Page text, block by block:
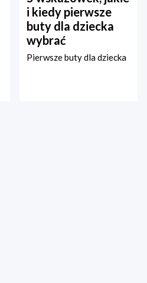
i kiedy pierwsze
buty dla dziecka
wybrać
Pierwsze buty dla dziecka